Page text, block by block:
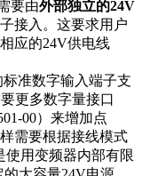
要由外部独立的24V
接入。这要求用户
应的24V供电线
标准数字输入端子支
更多数字量接口
00）来增加点
需要根据接线模式
使用变频器内部有限